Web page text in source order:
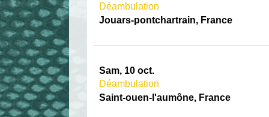
Déambulation
Jouars-pontchartrain, France
Sam, 10 oct.
Déambulation
Saint-ouen-l'aumône, France